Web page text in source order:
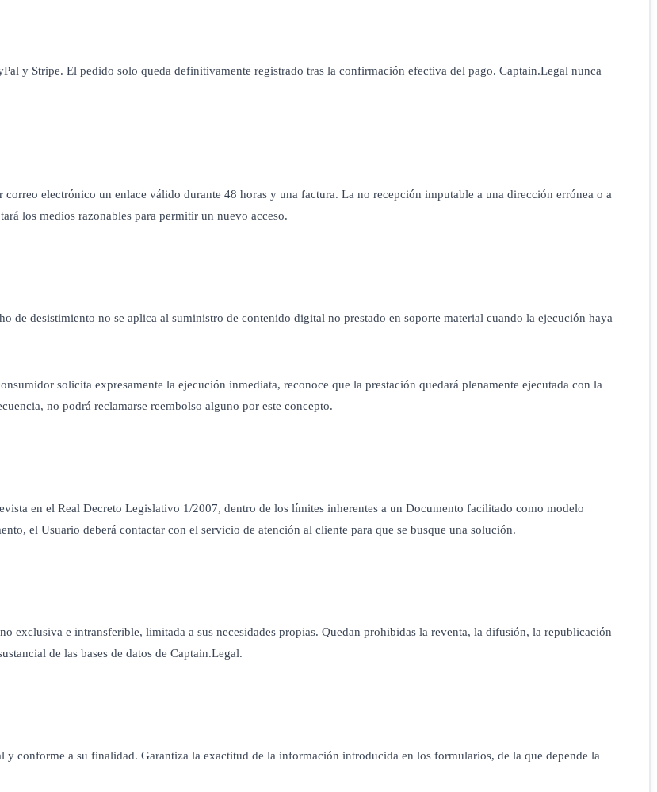
y Stripe. El pedido solo queda definitivamente registrado tras la confirmación efectiva del pago. Captain.Legal nunca
electrónico un enlace válido durante 48 horas y una factura. La no recepción imputable a una dirección errónea o a
los medios razonables para permitir un nuevo acceso.
de desistimiento no se aplica al suministro de contenido digital no prestado en soporte material cuando la ejecución haya
solicita expresamente la ejecución inmediata, reconoce que la prestación quedará plenamente ejecutada con la
no podrá reclamarse reembolso alguno por este concepto.
en el Real Decreto Legislativo 1/2007, dentro de los límites inherentes a un Documento facilitado como modelo
el Usuario deberá contactar con el servicio de atención al cliente para que se busque una solución.
exclusiva e intransferible, limitada a sus necesidades propias. Quedan prohibidas la reventa, la difusión, la republicación
de las bases de datos de Captain.Legal.
conforme a su finalidad. Garantiza la exactitud de la información introducida en los formularios, de la que depende la